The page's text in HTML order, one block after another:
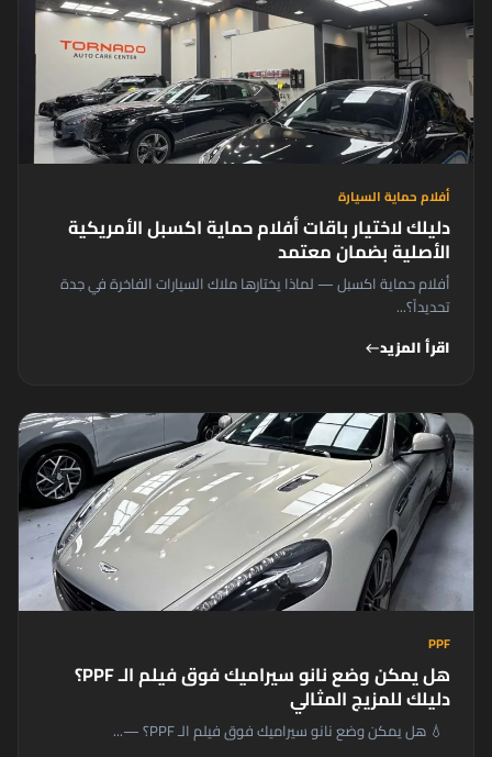
أفلام حماية السيارة
دليلك لاختيار باقات أفلام حماية اكسبل الأمريكية
الأصلية بضمان معتمد
أفلام حماية اكسبل — لماذا يختارها ملاك السيارات الفاخرة في جدة
تحديداً؟...
اقرأ المزيدwest
PPF
هل يمكن وضع نانو سيراميك فوق فيلم الـ PPF؟
دليلك للمزيج المثالي
💧 هل يمكن وضع نانو سيراميك فوق فيلم الـ PPF؟ —...